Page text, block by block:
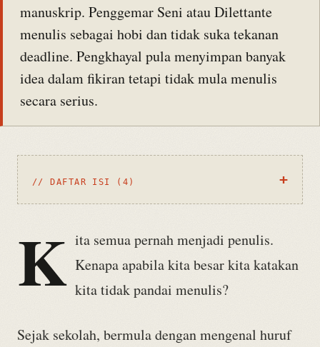
manuskrip. Penggemar Seni atau Dilettante
menulis sebagai hobi dan tidak suka tekanan
deadline. Pengkhayal pula menyimpan banyak
idea dalam fikiran tetapi tidak mula menulis
secara serius.
// DAFTAR ISI (4)
K ita semua pernah menjadi penulis.
Kenapa apabila kita besar kita katakan
kita tidak pandai menulis?
Sejak sekolah, bermula dengan mengenal huruf